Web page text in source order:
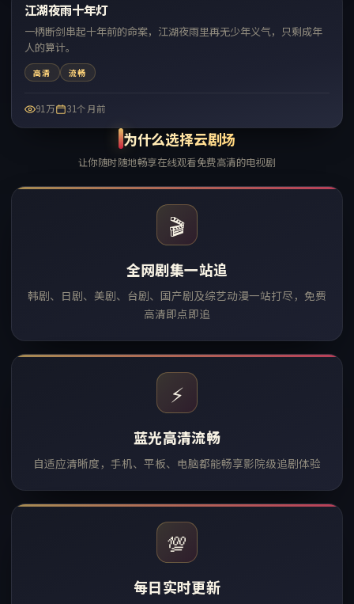
热门
江湖夜雨十年灯
一柄断剑串起十年前的命案，江湖夜雨里再无少年义气，只剩成年
人的算计。
高清 流畅
91万 31个月前
为什么选择云剧场
让你随时随地畅享在线观看免费高清的电视剧
🎬
全网剧集一站追
韩剧、日剧、美剧、台剧、国产剧及综艺动漫一站打尽，免费
高清即点即追
⚡
蓝光高清流畅
自适应清晰度，手机、平板、电脑都能畅享影院级追剧体验
💯
每日实时更新